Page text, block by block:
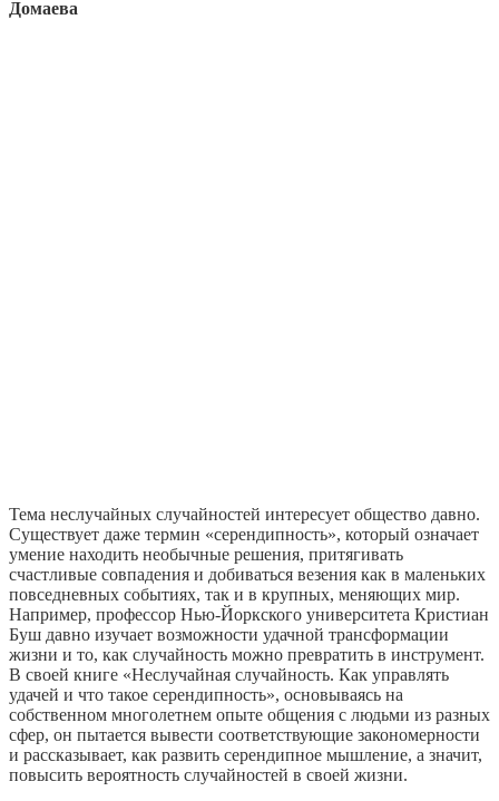
Домаева
Тема неслучайных случайностей интересует общество давно.
Существует даже термин «серендипность», который означает
умение находить необычные решения, притягивать
счастливые совпадения и добиваться везения как в маленьких
повседневных событиях, так и в крупных, меняющих мир.
Например, профессор Нью-Йоркского университета Кристиан
Буш давно изучает возможности удачной трансформации
жизни и то, как случайность можно превратить в инструмент.
В своей книге «Неслучайная случайность. Как управлять
удачей и что такое серендипность», основываясь на
собственном многолетнем опыте общения с людьми из разных
сфер, он пытается вывести соответствующие закономерности
и рассказывает, как развить серендипное мышление, а значит,
повысить вероятность случайностей в своей жизни.